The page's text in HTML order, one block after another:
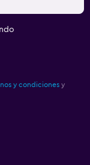
y condiciones y